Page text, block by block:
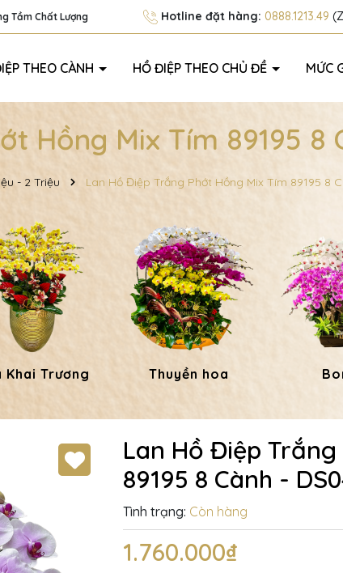
Tầm Chất Lượng Hotline đặt hàng: 0888.1213.49
THEO CÀNH HỒ ĐIỆP THEO CHỦ ĐỀ MỨC
Hồng Mix Tím 89195 8
- 2 Triệu Lan Hồ Điệp Trắng Phớt Hồng Mix Tím 89195 8
Khai Trương Thuyền hoa
Lan Hồ Điệp
89195 8 Cành -
Tình trạng: Còn hàng
1.760.000₫